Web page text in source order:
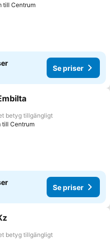
till Centrum
Se priser
till i Mina Favoriter
betyg tillgängligt
till Centrum
Se priser
till i Mina Favoriter
betyg tillgängligt